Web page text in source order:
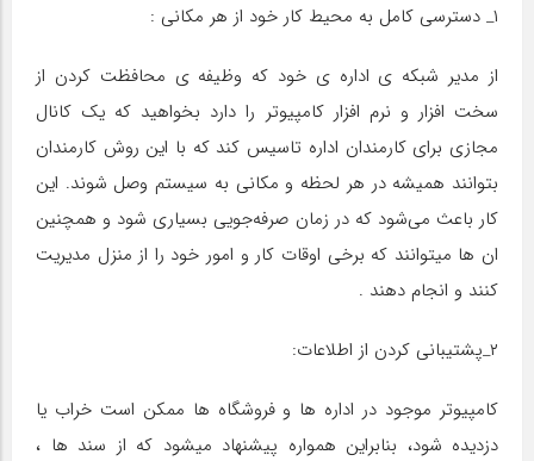
۱_ دسترسی کامل به محیط کار خود از هر مکانی :
از مدیر شبکه ی اداره ی خود که وظیفه ی محافظت کردن از
سخت افزار و نرم افزار کامپیوتر را دارد بخواهید که یک کانال
مجازی برای کارمندان اداره تاسیس کند که با این روش کارمندان
بتوانند همیشه در هر لحظه و مکانی به سیستم وصل شوند. این
کار باعث می‌شود که در زمان صرفه‌جویی بسیاری شود و همچنین
ان ها میتوانند که برخی اوقات کار و امور خود را از منزل مدیریت
کنند و انجام دهند .
۲_پشتیبانی کردن از اطلاعات:
کامپیوتر موجود در اداره ها و فروشگاه ها ممکن است خراب یا
دزدیده شود، بنابراین همواره پیشنهاد میشود که از سند ها ،